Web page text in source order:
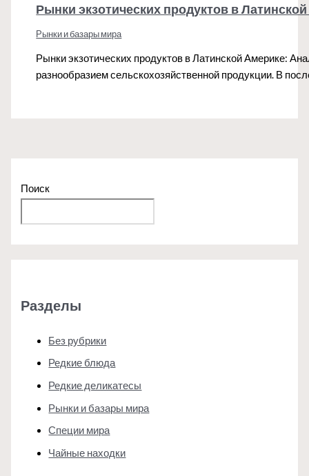
Рынки экзотических продуктов в
Рынки и базары мира
Рынки экзотических продуктов в Латинской Америке:
разнообразием сельскохозяйственной продукции. В
Поиск
Разделы
Без рубрики
Редкие блюда
Редкие деликатесы
Рынки и базары мира
Специи мира
Чайные находки